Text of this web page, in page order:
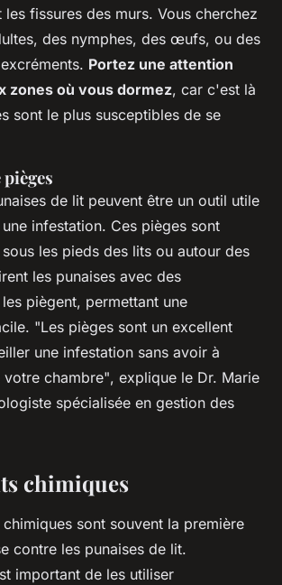
fissures des murs. Vous cherchez
des nymphes, des œufs, ou des
Portez une attention
zones où vous dormez, car c'est là
sont le plus susceptibles de se
de lit peuvent être un outil utile
infestation. Ces pièges sont
les pieds des lits ou autour des
les punaises avec des
piègent, permettant une
"Les pièges sont un excellent
une infestation sans avoir à
chambre", explique le Dr. Marie
spécialisée en gestion des
chimiques
sont souvent la première
contre les punaises de lit.
important de les utiliser